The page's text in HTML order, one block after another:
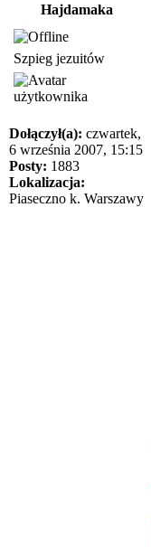
Hajdamaka
Szpieg jezuitów
Dołączył(a): czwartek,
6 września 2007, 15:15
Posty: 1883
Lokalizacja:
Piaseczno k. Warszawy